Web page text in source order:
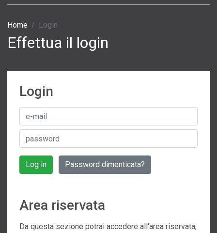
Home Login
Effettua il login
Login
Log in Password dimenticata?
Area riservata
Da questa sezione potrai accedere all'area riservata,